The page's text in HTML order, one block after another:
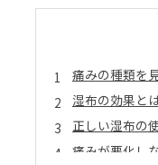
痛みの種類を
湿布の効果と
正しい湿布の
痛みが悪化し